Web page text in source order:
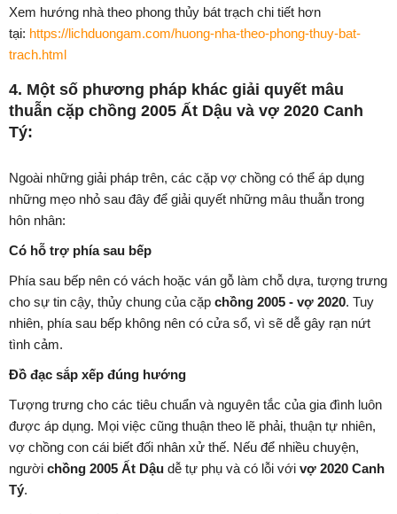
Xem hướng nhà theo phong thủy bát trạch chi tiết hơn
tại: https://lichduongam.com/huong-nha-theo-phong-thuy-bat-
trach.html
4. Một số phương pháp khác giải quyết mâu
thuẫn cặp chồng 2005 Ất Dậu và vợ 2020 Canh
Tý:
Ngoài những giải pháp trên, các cặp vợ chồng có thể áp dụng
những mẹo nhỏ sau đây để giải quyết những mâu thuẫn trong
hôn nhân:
Có hỗ trợ phía sau bếp
Phía sau bếp nên có vách hoặc ván gỗ làm chỗ dựa, tượng trưng
cho sự tin cậy, thủy chung của cặp chồng 2005 - vợ 2020. Tuy
nhiên, phía sau bếp không nên có cửa sổ, vì sẽ dễ gây rạn nứt
tình cảm.
Đồ đạc sắp xếp đúng hướng
Tượng trưng cho các tiêu chuẩn và nguyên tắc của gia đình luôn
được áp dụng. Mọi việc cũng thuận theo lẽ phải, thuận tự nhiên,
vợ chồng con cái biết đối nhân xử thế. Nếu để nhiều chuyện,
người chồng 2005 Ất Dậu dễ tự phụ và có lỗi với vợ 2020 Canh
Tý.